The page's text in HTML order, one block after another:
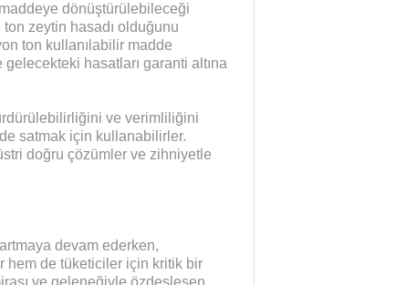
dönüştürülebileceği
zeytin hasadı olduğunu
ton kullanılabilir madde
hasatları garanti altına
ve verimliliğini
satmak için kullanabilirler.
doğru çözümler ve zihniyetle
devam ederken,
hem de tüketiciler için kritik bir